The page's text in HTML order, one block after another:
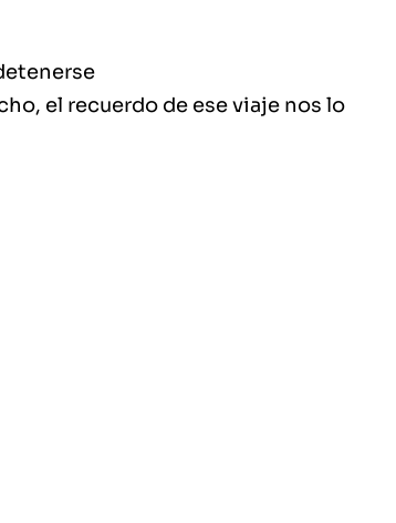
el recuerdo de ese viaje nos lo